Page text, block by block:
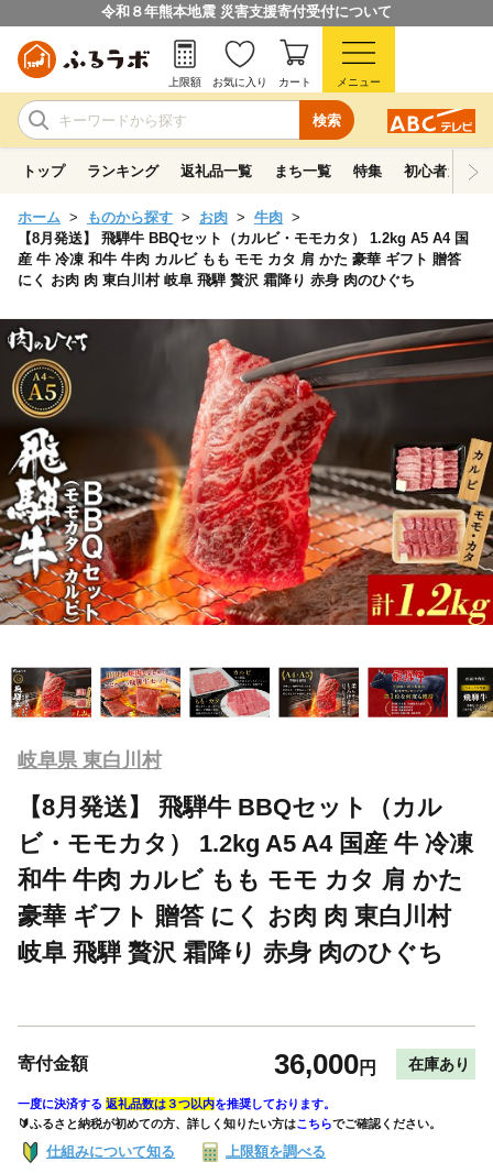
令和８年熊本地震 災害支援寄付受付について
検索
上限額 お気に入り カート メニュー
トップ ランキング 返礼品一覧 まち一覧 特集 初心者ガイド
ホーム ものから探す お肉
牛肉
【8月発送】 飛騨牛 BBQセット（カルビ・モモカタ） 1.2kg A5 A4 国
産 牛 冷凍 和牛 牛肉 カルビ もも モモ カタ 肩 かた 豪華 ギフト 贈答
にく お肉 肉 東白川村 岐阜 飛騨 贅沢 霜降り 赤身 肉のひぐち
岐阜県 東白川村
【8月発送】 飛騨牛 BBQセット（カル
ビ・モモカタ） 1.2kg A5 A4 国産 牛 冷凍
和牛 牛肉 カルビ もも モモ カタ 肩 かた
豪華 ギフト 贈答 にく お肉 肉 東白川村
岐阜 飛騨 贅沢 霜降り 赤身 肉のひぐち
寄付金額 36,000円 在庫あり
一度に決済する 返礼品数は３つ以内を推奨しております。
🔰ふるさと納税が初めての方、詳しく知りたい方はこちらでご確認ください。
仕組みについて知る 上限額を調べる